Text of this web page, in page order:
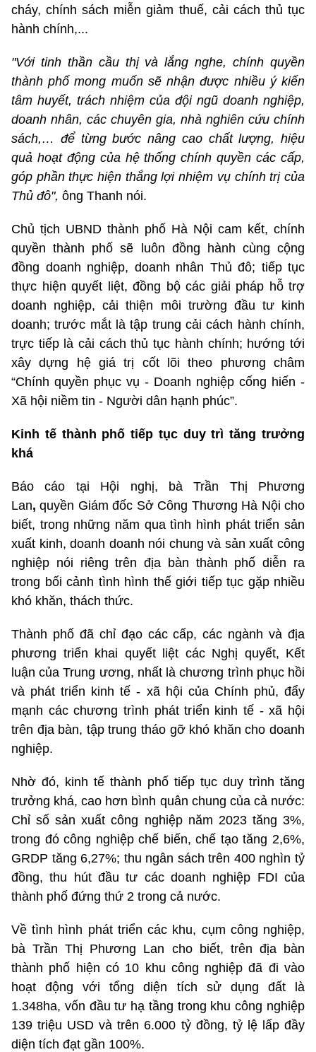
cháy, chính sách miễn giảm thuế, cải cách thủ tục
hành chính,...
"Với tinh thần cầu thị và lắng nghe, chính quyền
thành phố mong muốn sẽ nhận được nhiều ý kiến
tâm huyết, trách nhiệm của đội ngũ doanh nghiệp,
doanh nhân, các chuyên gia, nhà nghiên cứu chính
sách,… để từng bước nâng cao chất lượng, hiệu
quả hoạt động của hệ thống chính quyền các cấp,
góp phần thực hiện thắng lợi nhiệm vụ chính trị của
Thủ đô", ông Thanh nói.
Chủ tịch UBND thành phố Hà Nội cam kết, chính
quyền thành phố sẽ luôn đồng hành cùng cộng
đồng doanh nghiệp, doanh nhân Thủ đô; tiếp tục
thực hiện quyết liệt, đồng bộ các giải pháp hỗ trợ
doanh nghiệp, cải thiện môi trường đầu tư kinh
doanh; trước mắt là tập trung cải cách hành chính,
trực tiếp là cải cách thủ tục hành chính; hướng tới
xây dựng hệ giá trị cốt lõi theo phương châm
“Chính quyền phục vụ - Doanh nghiệp cống hiến -
Xã hội niềm tin - Người dân hạnh phúc”.
Kinh tế thành phố tiếp tục duy trì tăng trưởng
khá
Báo cáo tại Hội nghị, bà Trần Thị Phương
Lan,quyền Giám đốc Sở Công Thương Hà Nội cho
biết, trong những năm qua tình hình phát triển sản
xuất kinh, doanh doanh nói chung và sản xuất công
nghiệp nói riêng trên địa bàn thành phố diễn ra
trong bối cảnh tình hình thế giới tiếp tục gặp nhiều
khó khăn, thách thức.
Thành phố đã chỉ đạo các cấp, các ngành và địa
phương triển khai quyết liệt các Nghị quyết, Kết
luận của Trung ương, nhất là chương trình phục hồi
và phát triển kinh tế - xã hội của Chính phủ, đẩy
mạnh các chương trình phát triển kinh tế - xã hội
trên địa bàn, tập trung tháo gỡ khó khăn cho doanh
nghiệp.
Nhờ đó, kinh tế thành phố tiếp tục duy trình tăng
trưởng khá, cao hơn bình quân chung của cả nước:
Chỉ số sản xuất công nghiệp năm 2023 tăng 3%,
trong đó công nghiệp chế biến, chế tạo tăng 2,6%,
GRDP tăng 6,27%; thu ngân sách trên 400 nghìn tỷ
đồng, thu hút đầu tư các doanh nghiệp FDI của
thành phố đứng thứ 2 trong cả nước.
Về tình hình phát triển các khu, cụm công nghiệp,
bà Trần Thị Phương Lan cho biết, trên địa bàn
thành phố hiện có 10 khu công nghiệp đã đi vào
hoạt động với tổng diện tích sử dụng đất là
1.348ha, vốn đầu tư hạ tầng trong khu công nghiệp
139 triệu USD và trên 6.000 tỷ đồng, tỷ lệ lấp đầy
diện tích đạt gần 100%.